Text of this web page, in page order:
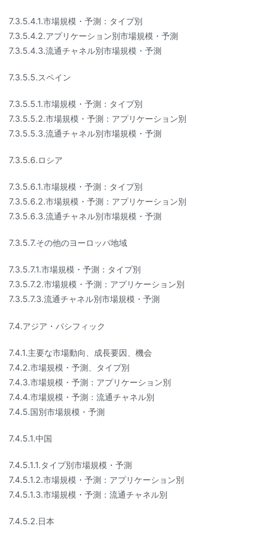
7.3.5.4.1.市場規模・予測：タイプ別
7.3.5.4.2.アプリケーション別市場規模・予測
7.3.5.4.3.流通チャネル別市場規模・予測
7.3.5.5.スペイン
7.3.5.5.1.市場規模・予測：タイプ別
7.3.5.5.2.市場規模・予測：アプリケーション別
7.3.5.5.3.流通チャネル別市場規模・予測
7.3.5.6.ロシア
7.3.5.6.1.市場規模・予測：タイプ別
7.3.5.6.2.市場規模・予測：アプリケーション別
7.3.5.6.3.流通チャネル別市場規模・予測
7.3.5.7.その他のヨーロッパ地域
7.3.5.7.1.市場規模・予測：タイプ別
7.3.5.7.2.市場規模・予測：アプリケーション別
7.3.5.7.3.流通チャネル別市場規模・予測
7.4.アジア・パシフィック
7.4.1.主要な市場動向、成長要因、機会
7.4.2.市場規模・予測、タイプ別
7.4.3.市場規模・予測：アプリケーション別
7.4.4.市場規模・予測：流通チャネル別
7.4.5.国別市場規模・予測
7.4.5.1.中国
7.4.5.1.1.タイプ別市場規模・予測
7.4.5.1.2.市場規模・予測：アプリケーション別
7.4.5.1.3.市場規模・予測：流通チャネル別
7.4.5.2.日本